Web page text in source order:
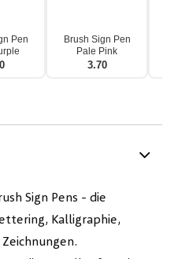
Pen
Brush Sign Pen
Pale Pink
3.70
Sign Pens - die
Kalligraphie,